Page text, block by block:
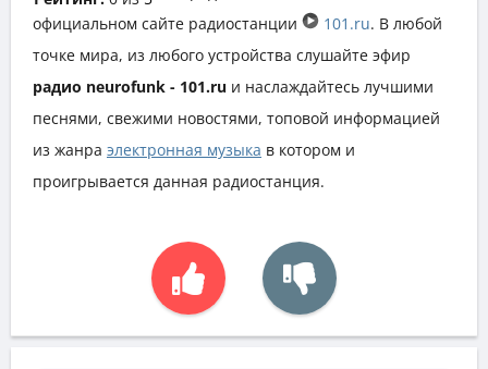
официальном сайте радиостанции
101.ru. В любой
точке мира, из любого устройства слушайте эфир
радио neurofunk - 101.ru и наслаждайтесь лучшими
песнями, свежими новостями, топовой информацией
из жанра электронная музыка в котором и
проигрывается данная радиостанция.